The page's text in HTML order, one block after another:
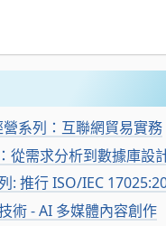
系列：互聯網貿易實務
從需求分析到數據庫設
: 推行 ISO/IEC
術 - AI 多媒體內容創作